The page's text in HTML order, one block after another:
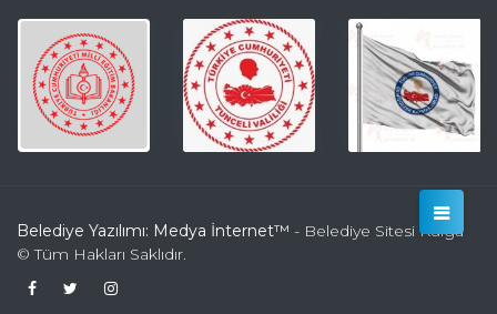
Belediye Yazılımı: Medya İnternet™ - Belediye Sitesi Kulga
© Tüm Hakları Saklıdır.